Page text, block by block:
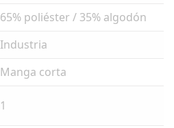
65% poliéster / 35% algodón
Industria
Manga corta
1